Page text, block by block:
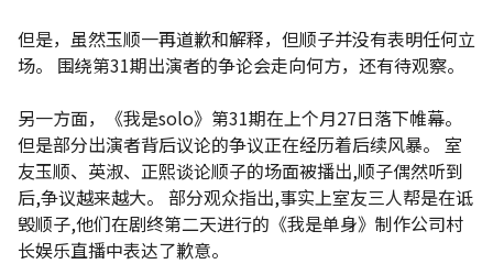
但是，虽然玉顺一再道歉和解释，但顺子并没有表明任何立
场。 围绕第31期出演者的争论会走向何方，还有待观察。
另一方面，《我是solo》第31期在上个月27日落下帷幕。
但是部分出演者背后议论的争议正在经历着后续风暴。 室
友玉顺、英淑、正熙谈论顺子的场面被播出,顺子偶然听到
后,争议越来越大。 部分观众指出,事实上室友三人帮是在诋
毁顺子,他们在剧终第二天进行的《我是单身》制作公司村
长娱乐直播中表达了歉意。